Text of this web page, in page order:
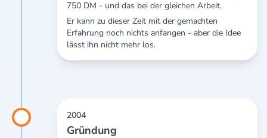
750 DM - und das bei der gleichen Arbeit.
Er kann zu dieser Zeit mit der gemachten
Erfahrung noch nichts anfangen - aber die Idee
lässt ihn nicht mehr los.
2004
Gründung